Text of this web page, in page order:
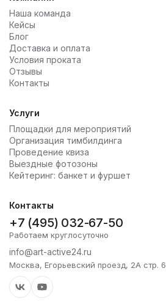
Наша команда
Кейсы
Блог
Доставка и оплата
Условия проката
Отзывы
Контакты
Услуги
Площадки для мероприятий
Организация тимбилдинга
Проведение квиза
Выездные фотозоны
Кейтеринг: банкет и фуршет
Контакты
+7 (495) 032-67-50
Работаем круглосуточно
info@art-active24.ru
Москва, Егорьевский проезд, 2А стр. 6